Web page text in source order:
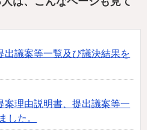
議案等一覧及び議決結果を
理由説明書、提出議案等一
した。